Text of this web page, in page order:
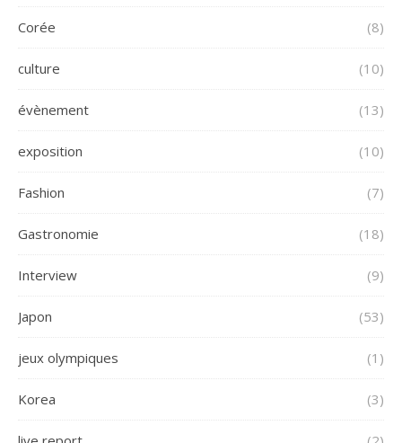
Corée (8)
culture (10)
évènement (13)
exposition (10)
Fashion (7)
Gastronomie (18)
Interview (9)
Japon (53)
jeux olympiques (1)
Korea (3)